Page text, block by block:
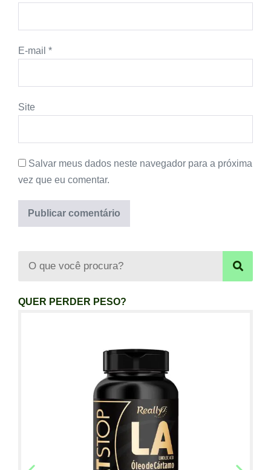
E-mail *
Site
Salvar meus dados neste navegador para a próxima
vez que eu comentar.
QUER PERDER PESO?